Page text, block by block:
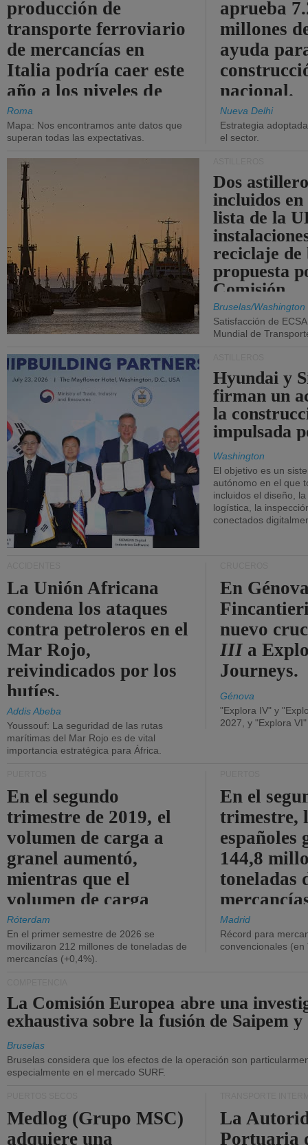
producción de
transporte ferroviario
de mercancías en
Italia podría caer este
año a los niveles de
2015.
Roma
Mapa: Nos encontramos ante datos que
superan todas las expectativas.
aprueba
millones
ayuda
nacional.
Nueva Delhi
Estrategia
el sector.
Dos
incluidos
lista de la
reciclaje de
propuesta
Comisión.
Bruselas/Washington
Satisfacción de
Mundial de
Hyundai y
firman un
la
impulsada
Washington
El objetivo es un
autónomo en el que
incluidos el diseño,
logística, la
conectados
La Unión Africana
condena los ataques
contra petroleros en el
Mar Rojo,
reivindicados por los
hutíes.
Addis Abeba
Youssouf: La seguridad de las rutas
marítimas del Mar Rojo es de vital
importancia estratégica para África.
En
nuevo
III a
Journeys.
Génova
"Explora IV" y
2027, y "Explora
En el segundo
trimestre de 2019, el
volumen de carga a
granel aumentó,
mientras que el
volumen de carga
general disminuyó.
Róterdam
En el primer semestre de 2026 se
movilizaron 212 millones de toneladas de
mercancías (+0,4%).
En el
trimestre,
españoles
144,8
toneladas
Madrid
Récord para
convencionales (en
La Comisión Europea abre una
exhaustiva sobre la fusión de Saipem y
Bruselas
Bruselas considera que los efectos de la operación son
especialmente en el mercado SURF.
Medlog (Grupo MSC)
adquiere una
La
Portuaria